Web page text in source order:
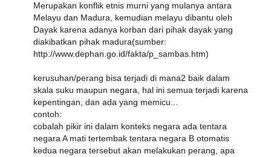
Merupakan konflik etnis murni yang mulanya antara
Melayu dan Madura, kemudian melayu dibantu oleh
Dayak karena adanya korban dari pihak dayak yang
diakibatkan pihak madura(sumber:
http://www.dephan.go.id/fakta/p_sambas.htm)
kerusuhan/perang bisa terjadi di mana2 baik dalam
skala suku maupun negara, hal ini semua terjadi karena
kepentingan, dan ada yang memicu...
contoh:
cobalah pikir ini dalam konteks negara ada tentara
negara A mati tertembak tentara negara B otomatis
kedua negara tersebut akan melakukan perang, apa